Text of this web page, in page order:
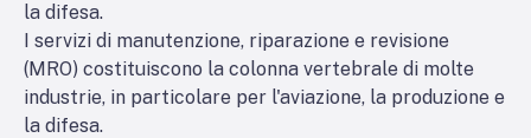
la difesa.
I servizi di manutenzione, riparazione e revisione
(MRO) costituiscono la colonna vertebrale di molte
industrie, in particolare per l'aviazione, la produzione e
la difesa.